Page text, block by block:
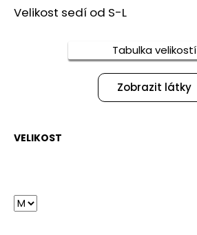
Velikost sedí od S-L
Tabulka velikostí
Zobrazit látky
VELIKOST
o
u
j